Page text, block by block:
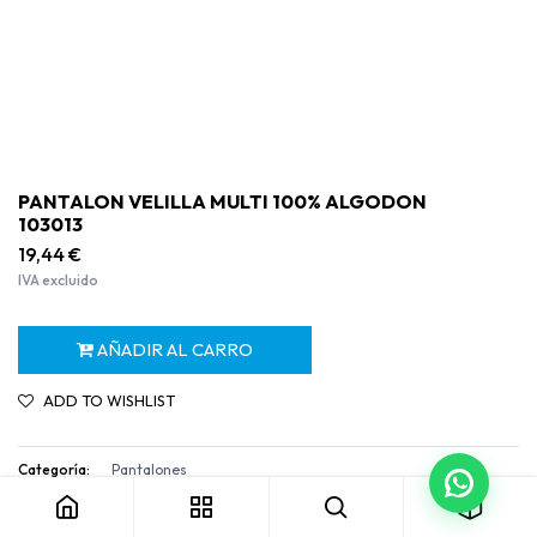
PANTALON VELILLA MULTI 100% ALGODON
103013
19,44€
IVA excluido
AÑADIR AL CARRO
ADD TO WISHLIST
Categoría: Pantalones
Términos y condiciones